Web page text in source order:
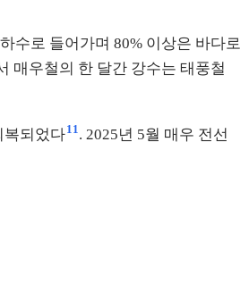
수로 들어가며 80% 이상은 바다로
매우철의 한 달간 강수는 태풍철
복되었다11. 2025년 5월 매우 전선